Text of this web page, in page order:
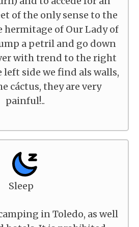
of the only sense to the
hermitage of Our Lady of
a petril and go down
with trend to the right
side we find als walls,
cáctus, they are very
painful!..
Sleep
in Toledo, as well